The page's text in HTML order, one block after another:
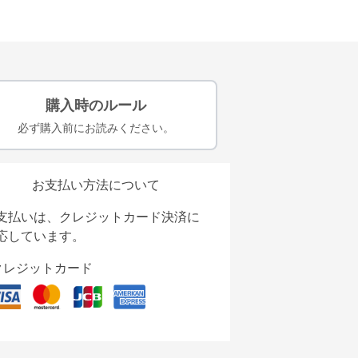
購入時のルール
必ず購入前にお読みください。
お支払い方法について
払いは、クレジットカード決済に
しています。
レジットカード